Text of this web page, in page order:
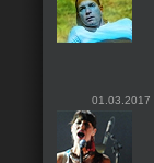
01.03.2017